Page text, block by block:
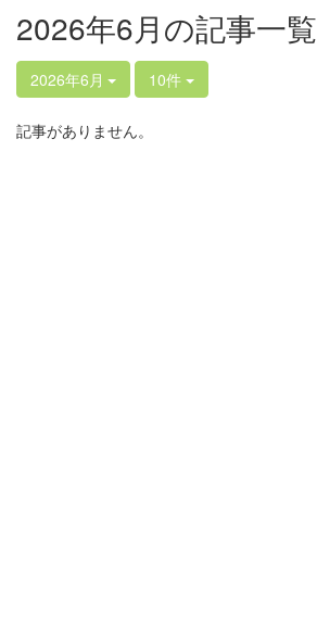
2026年6月の記事一覧
2026年6月 10件
記事がありません。